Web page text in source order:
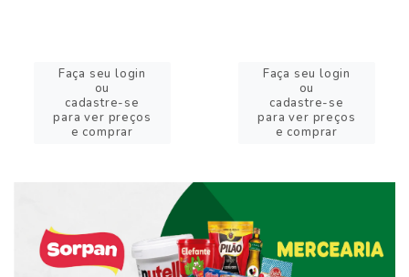
Faça seu login
ou
cadastre-se
para ver preços
e comprar
Faça seu login
ou
cadastre-se
para ver preços
e comprar